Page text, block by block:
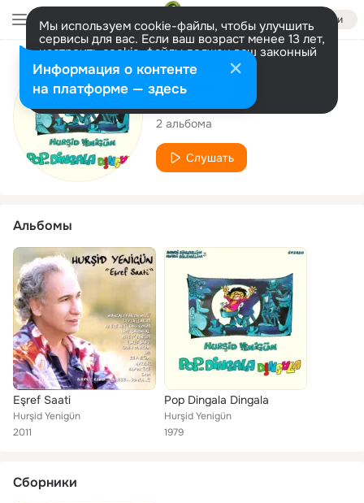
Войти
Мы используем cookie-файлы, чтобы улучшить
сервисы для вас. Если ваш возраст менее 13 лет,
настроить cookie-файлы должен ваш законный
представитель. Больше информации
Разрешить все Настроить
Исполнитель
Hurşid Yenigün
2 альбома
Слушать
Альбомы
Eşref Saati
Hurşid Yenigün
2011
Pop Dingala Dingala
Hurşid Yenigün
1979
Сборники
Информация о контенте
на платформе — здесь